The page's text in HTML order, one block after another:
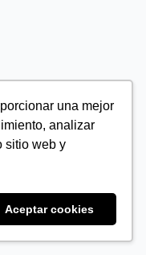
una mejor
analizar
sitio web y
Aceptar cookies